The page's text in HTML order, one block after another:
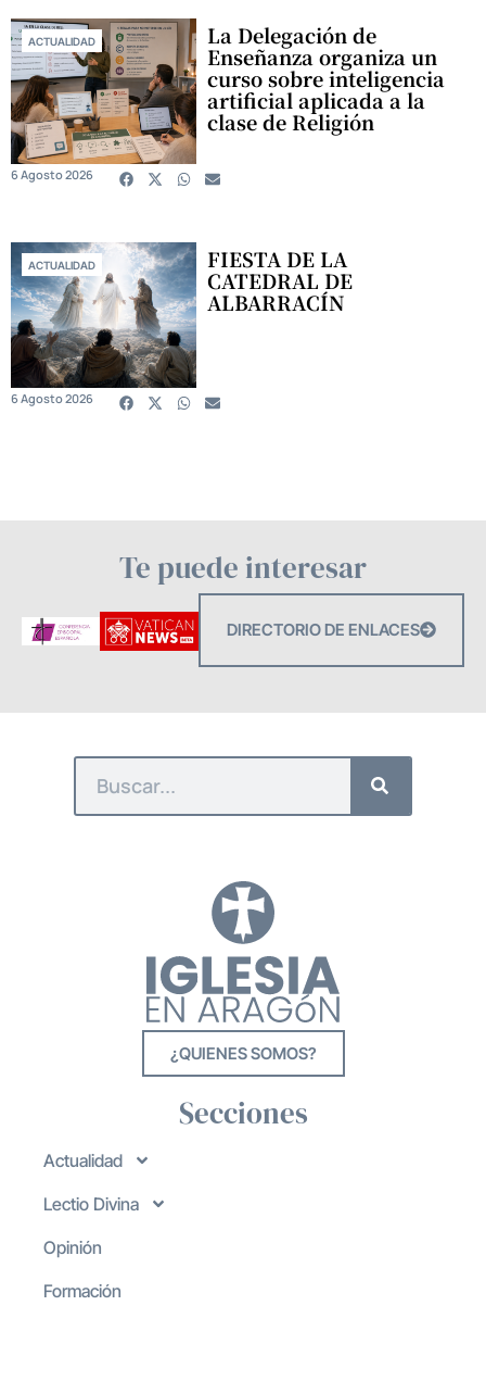
ACTUALIDAD La Delegación de
Enseñanza organiza un
curso sobre inteligencia
artificial aplicada a la
clase de Religión
6 Agosto 2026
ACTUALIDAD FIESTA DE LA
CATEDRAL DE
ALBARRACÍN
6 Agosto 2026
Te puede interesar
DIRECTORIO DE ENLACES
¿QUIENES SOMOS?
Secciones
Actualidad
Lectio Divina
Opinión
Formación